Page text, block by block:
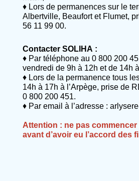
♦ Lors de permanences sur le
Albertville, Beaufort et Flumet,
56 11 99 00.
Contacter SOLIHA :
♦ Par téléphone au 0 800 200
vendredi de 9h à 12h et de 14h
♦ Lors de la permanence tous
14h à 17h à l’Arpège, prise de
0 800 200 451.
♦ Par email à l’adresse :
Attention : ne pas
avant d’avoir eu l’accord des